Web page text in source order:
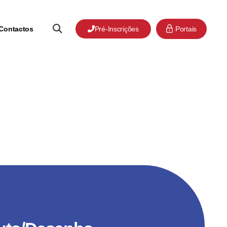
Pré-Inscrições Portais